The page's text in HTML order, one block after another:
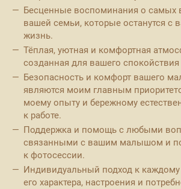
Бесценные воспоминания о самых
вашей семьи, которые останутся с
жизнь.
Тёплая, уютная и комфортная
созданная для вашего
Безопасность и комфорт вашего
являются моим главным
моему опыту и бережному
к работе.
Поддержка и помощь с любыми
связанными с вашим малышом и
к фотосессии.
Индивидуальный подход к каждому
его характера, настроения и